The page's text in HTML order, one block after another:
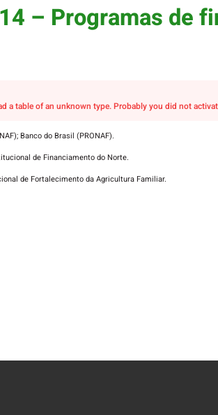
– Programas de
a table of an unknown type. Probably you did not
Banco do Brasil (PRONAF).
de Financiamento do Norte.
de Fortalecimento da Agricultura Familiar.